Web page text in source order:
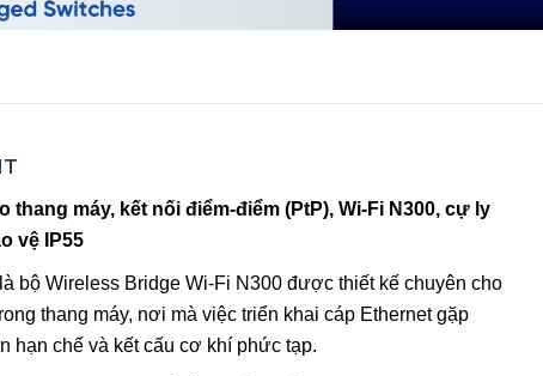
thang máy, kết nối điểm-điểm (PtP), Wi-Fi N300, cự ly
vệ IP55
bộ Wireless Bridge Wi-Fi N300 được thiết kế chuyên cho
thang máy, nơi mà việc triển khai cáp Ethernet gặp
hạn chế và kết cấu cơ khí phức tạp.